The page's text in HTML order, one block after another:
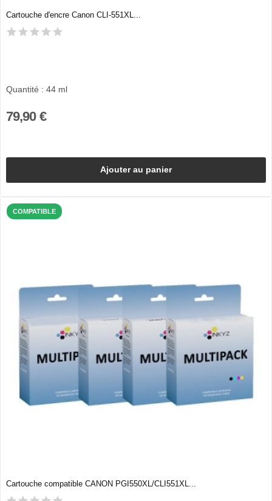
Cartouche d'encre Canon CLI-551XL...
Quantité : 44 ml
79,90 €
Ajouter au panier
COMPATIBLE
Cartouche compatible CANON PGI550XL/CLI551XL...